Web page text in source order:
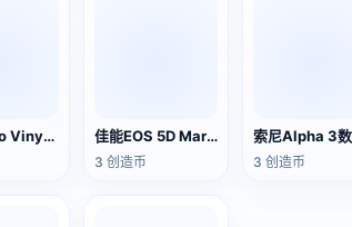
ION Audio Vinyl Transport手提箱式黑胶唱片播放器 佳能EOS 5D Mark IV单反相机
3 创造币 3 创造币